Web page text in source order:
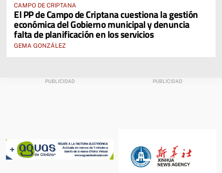
CAMPO DE CRIPTANA
El PP de Campo de Criptana cuestiona la gestión
económica del Gobierno municipal y denuncia
falta de planificación en los servicios
GEMA GONZÁLEZ